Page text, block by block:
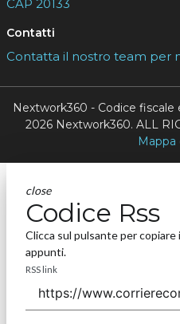
CAP 20133
Contatti
Contatta il nostro team per
Nextwork360 - Codice
2026 Nextwork360. ALL
Mappa
close
Codice Rss
Clicca sul pulsante per copiare
appunti.
RSS link